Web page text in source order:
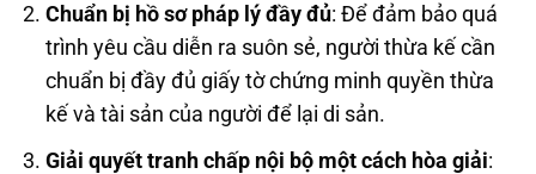
Chuẩn bị hồ sơ pháp lý đầy đủ: Để đảm bảo quá
trình yêu cầu diễn ra suôn sẻ, người thừa kế cần
chuẩn bị đầy đủ giấy tờ chứng minh quyền thừa
kế và tài sản của người để lại di sản.
Giải quyết tranh chấp nội bộ một cách hòa giải: